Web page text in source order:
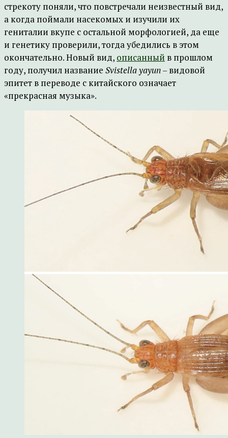
стрекоту поняли, что повстречали неизвестный вид,
а когда поймали насекомых и изучили их
гениталии вкупе с остальной морфологией, да еще
и генетику проверили, тогда убедились в этом
окончательно. Новый вид, описанный в прошлом
году, получил название Svistella yayun– видовой
эпитет в переводе с китайского означает
«прекрасная музыка».